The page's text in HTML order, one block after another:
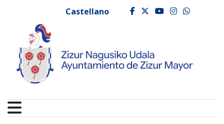
Ayuntamiento de
Castellano facebook
twitter
youtube